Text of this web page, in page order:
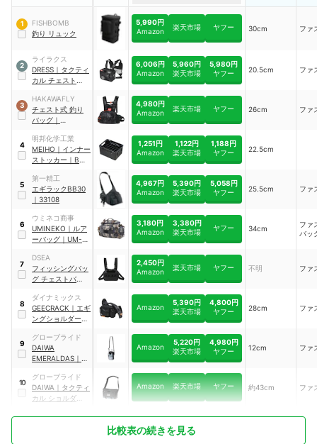
1
FISHBOMB
釣り リュック
5,990円
Amazon
楽天市場 ヤフー 30cm ファ
2
ライラクス
DRESS ｜ タクティ
カル チェストバッ
6,006円
Amazon
5,960円
楽天市場
5,980円
ヤフー
20.5cm ファ
3
HAKAWAFLY
チェスト式 釣り
バッグ ｜
4,980円
Amazon
楽天市場 ヤフー 26cm ファ
4
明邦化学工業
MEIHO ｜ インナー
ストッカー ｜ BM-
1,251円
Amazon
1,122円
楽天市場
1,188円
ヤフー
22.5cm
5
第一精工
エギラックBB30
｜ 33108
4,967円
Amazon
5,390円
楽天市場
5,058円
ヤフー
25.5cm ファ
6
ウミネコ商事
UMINEKO ｜ ルア
ーバッグ ｜ UM-
3,180円
Amazon
3,380円
楽天市場
ヤフー 34cm
ファ
バッ
7
DSEA
フィッシングバッ
グ チェストバッグ
2,450円
Amazon
楽天市場 ヤフー 不明 ファ
8
ダイナミックス
GEECRACK ｜ エギ
ングショルダーバ
Amazon
5,390円
楽天市場
4,800円
ヤフー
28cm ファ
9
グローブライド
DAIWA
EMERALDAS ｜
ンスリムバッグ
（B）
Amazon
5,220円
楽天市場
4,980円
ヤフー
12cm ファ
10
グローブライド
DAIWA ｜ タクティ
カル ショルダーバ
08530401
Amazon 楽天市場 ヤフー 約43cm ファ
比較表の続きを見る